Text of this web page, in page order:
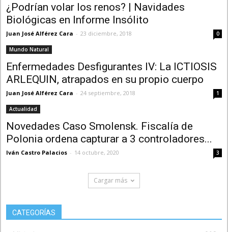
¿Podrían volar los renos? | Navidades
Biológicas en Informe Insólito
Juan José Alférez Cara - 23 diciembre, 2018 0
Mundo Natural
Enfermedades Desfigurantes IV: La ICTIOSIS
ARLEQUIN, atrapados en su propio cuerpo
Juan José Alférez Cara - 24 septiembre, 2018 1
Actualidad
Novedades Caso Smolensk. Fiscalía de
Polonia ordena capturar a 3 controladores...
Iván Castro Palacios - 14 octubre, 2020 3
Cargar más
CATEGORÍAS